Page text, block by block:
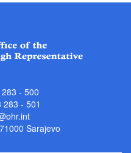
- 500
283 - 501
Sarajevo